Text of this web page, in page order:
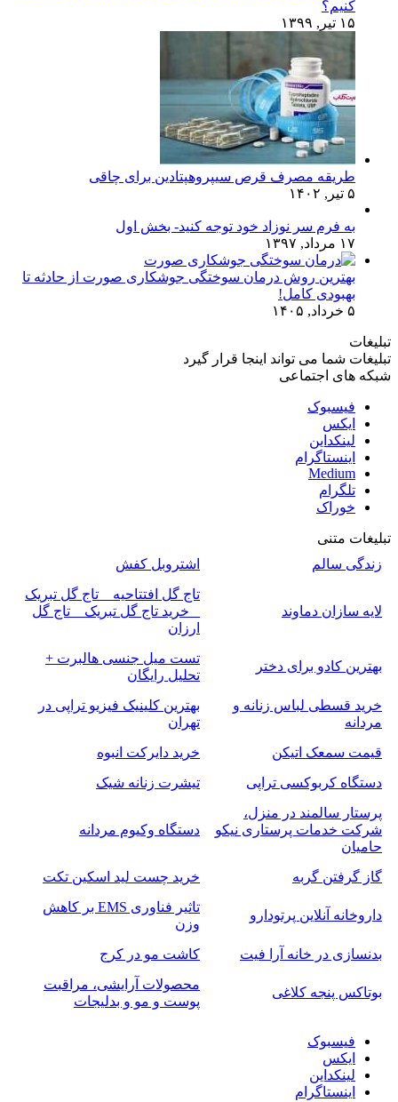
کنیم؟
۱۵ تیر, ۱۳۹۹
طریقه مصرف قرص سیپروهپتادین برای چاقی
۵ تیر, ۱۴۰۲
به فرم سر نوزاد خود توجه کنید- بخش اول
۱۷ مرداد, ۱۳۹۷
بهترین روش درمان سوختگی جوشکاری صورت از حادثه تا
بهبودی کامل!
۵ خرداد, ۱۴۰۵
تبلیغات
تبلیغات شما می تواند اینجا قرار گیرد
شبکه های اجتماعی
فیسبوک
ایکس
لینکداین
اینستاگرام
Medium
تلگرام
خوراک
تبلیغات متنی
زندگی سالم
اشتروبل کفش
لایه سازان دماوند
تاج گل افتتاحیه _ تاج گل تبریک
_ خرید تاج گل تبریک _ تاج گل
ارزان
بهترین کادو برای دختر
تست میل جنسی هالبرت +
تحلیل رایگان
خرید قسطی لباس زنانه و
مردانه
بهترین کلینیک فیزیو تراپی در
تهران
قیمت سمعک اتیکن
خرید دایرکت انبوه
دستگاه کربوکسی تراپی
تیشرت زنانه شیک
پرستار سالمند در منزل،
شرکت خدمات پرستاری نیکو
حامیان
دستگاه وکیوم مردانه
گاز گرفتن گربه خرید چست لید اسکین تکت
داروخانه آنلاین پرتودارو
تاثیر فناوری EMS بر کاهش
وزن
بدنسازی در خانه آرا فیت
کاشت مو در کرج
بوتاکس پنجه کلاغی
محصولات آرایشی، مراقبت
پوست و مو و بدلیجات
فیسبوک
ایکس
لینکداین
اینستاگرام